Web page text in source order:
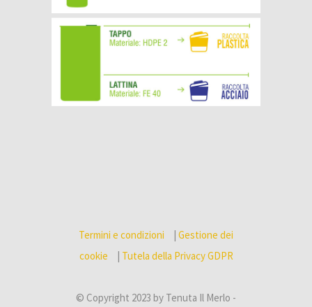
Termini e condizioni
Gestione dei
cookie
Tutela della Privacy GDPR
© Copyright 2023 by Tenuta Il Merlo -